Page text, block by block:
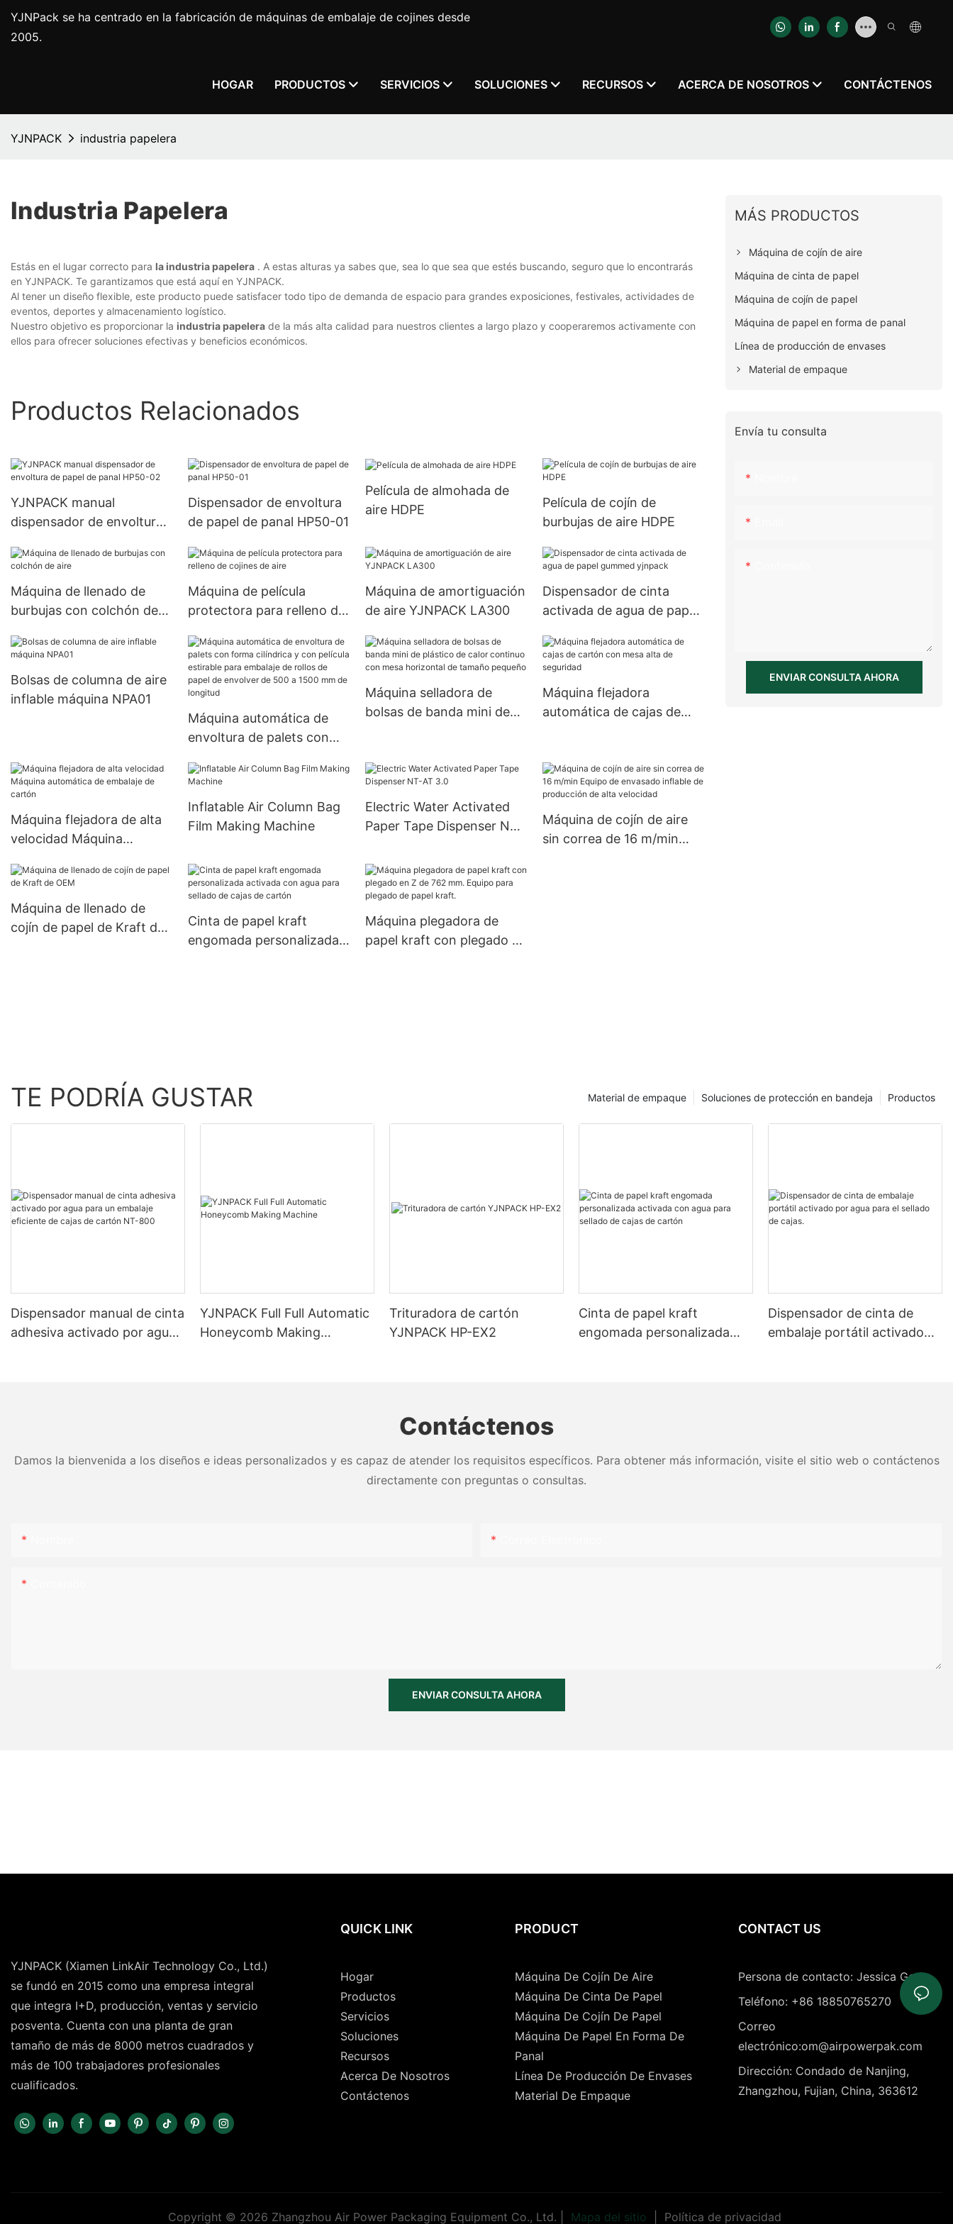
YJNPack se ha centrado en la fabricación de máquinas de embalaje de cojines desde
2005.
HOGAR PRODUCTOS SERVICIOS SOLUCIONES RECURSOS ACERCA DE NOSOTROS CONTÁCTENOS
YJNPACK industria papelera
Industria Papelera
Estás en el lugar correcto para la industria papelera . A estas alturas ya sabes que, sea lo que sea que estés buscando, seguro que lo encontrarás
en YJNPACK. Te garantizamos que está aquí en YJNPACK.
Al tener un diseño flexible, este producto puede satisfacer todo tipo de demanda de espacio para grandes exposiciones, festivales, actividades de
eventos, deportes y almacenamiento logístico.
Nuestro objetivo es proporcionar la industria papelera de la más alta calidad para nuestros clientes a largo plazo y cooperaremos activamente con
ellos para ofrecer soluciones efectivas y beneficios económicos.
Productos Relacionados
YJNPACK manual
dispensador de envoltura
02
Dispensador de envoltura
de papel de panal HP50-01
Película de almohada de
aire HDPE
Película de cojín de
burbujas de aire HDPE
Máquina de llenado de
burbujas con colchón de
Máquina de película
protectora para relleno de
Máquina de amortiguación
de aire YJNPACK LA300
Dispensador de cinta
activada de agua de papel
Bolsas de columna de aire
inflable máquina NPA01
Máquina automática de
envoltura de palets con
película estirable para
papel de envolver de 500
a 1500 mm de longitud
Máquina selladora de
bolsas de banda mini de
tamaño pequeño
Máquina flejadora
automática de cajas de
Máquina flejadora de alta
velocidad Máquina
cartón
Inflatable Air Column Bag
Film Making Machine
Electric Water Activated
Paper Tape Dispenser NT-
Máquina de cojín de aire
sin correa de 16 m/min
Máquina de llenado de
cojín de papel de Kraft de
Cinta de papel kraft
engomada personalizada
Máquina plegadora de
papel kraft con plegado en
MÁS PRODUCTOS
Máquina de cojín de aire
Máquina de cinta de papel
Máquina de cojín de papel
Máquina de papel en forma de panal
Línea de producción de envases
Material de empaque
Envía tu consulta
ENVIAR CONSULTA AHORA
TE PODRÍA GUSTAR Productos
Soluciones de protección en bandeja
Material de empaque
Dispensador manual de cinta
adhesiva activado por agua
YJNPACK Full Full Automatic
Honeycomb Making
Trituradora de cartón
YJNPACK HP-EX2
Cinta de papel kraft
engomada personalizada
Dispensador de cinta de
embalaje portátil activado
Contáctenos
Damos la bienvenida a los diseños e ideas personalizados y es capaz de atender los requisitos específicos. Para obtener más información, visite el sitio web o contáctenos
directamente con preguntas o consultas.
ENVIAR CONSULTA AHORA
YJNPACK (Xiamen LinkAir Technology Co., Ltd.)
se fundó en 2015 como una empresa integral
que integra I+D, producción, ventas y servicio
posventa. Cuenta con una planta de gran
tamaño de más de 8000 metros cuadrados y
más de 100 trabajadores profesionales
cualificados.
QUICK LINK
Hogar
Productos
Servicios
Soluciones
Recursos
Acerca De Nosotros
Contáctenos
PRODUCT
Máquina De Cojín De Aire
Máquina De Cinta De Papel
Máquina De Cojín De Papel
Máquina De Papel En Forma De
Panal
Línea De Producción De Envases
Material De Empaque
CONTACT US
Persona de contacto: Jessica Gong
Teléfono: +86 18850765270
Correo
electrónico:om@airpowerpak.com
Dirección: Condado de Nanjing,
Zhangzhou, Fujian, China, 363612
Copyright © 2026 Zhangzhou Air Power Packaging Equipment Co., Ltd. | Mapa del sitio Política de privacidad